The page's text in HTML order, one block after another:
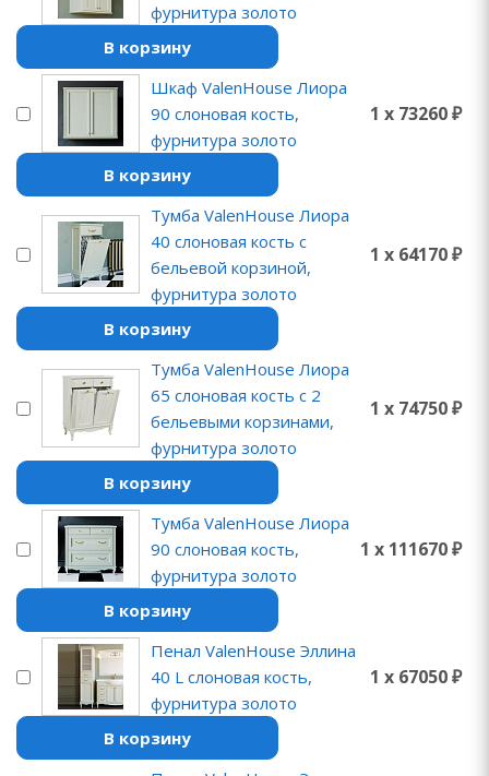
фурнитура золото
В корзину
Шкаф ValenHouse Лиора
90 слоновая кость,
фурнитура золото
1 x 73260 ₽
В корзину
Тумба ValenHouse Лиора
40 слоновая кость с
бельевой корзиной,
фурнитура золото
1 x 64170 ₽
В корзину
Тумба ValenHouse Лиора
65 слоновая кость с 2
бельевыми корзинами,
фурнитура золото
1 x 74750 ₽
В корзину
Тумба ValenHouse Лиора
90 слоновая кость,
фурнитура золото
1 x 111670 ₽
В корзину
Пенал ValenHouse Эллина
40 L слоновая кость,
фурнитура золото
1 x 67050 ₽
В корзину